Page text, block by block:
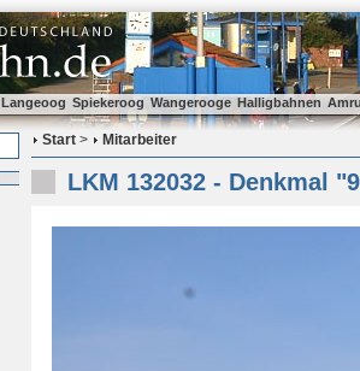
Langeoog Spiekeroog Wangerooge Halligbahnen
Start > Mitarbeiter
LKM 132032 - Denkmal